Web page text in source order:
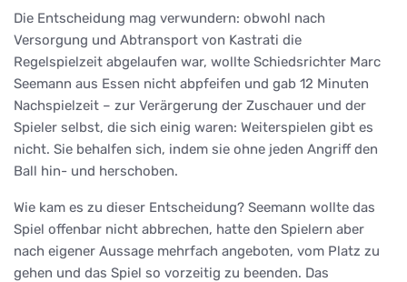
Die Entscheidung mag verwundern: obwohl nach
Versorgung und Abtransport von Kastrati die
Regelspielzeit abgelaufen war, wollte Schiedsrichter Marc
Seemann aus Essen nicht abpfeifen und gab 12 Minuten
Nachspielzeit – zur Verärgerung der Zuschauer und der
Spieler selbst, die sich einig waren: Weiterspielen gibt es
nicht. Sie behalfen sich, indem sie ohne jeden Angriff den
Ball hin- und herschoben.
Wie kam es zu dieser Entscheidung? Seemann wollte das
Spiel offenbar nicht abbrechen, hatte den Spielern aber
nach eigener Aussage mehrfach angeboten, vom Platz zu
gehen und das Spiel so vorzeitig zu beenden. Das